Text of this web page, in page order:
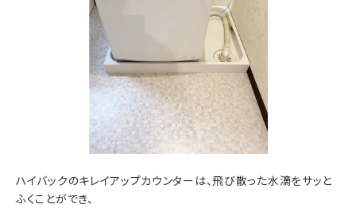
ハイバックのキレイアップカウンターは、飛び散った水滴をサッと
ふくことができ、